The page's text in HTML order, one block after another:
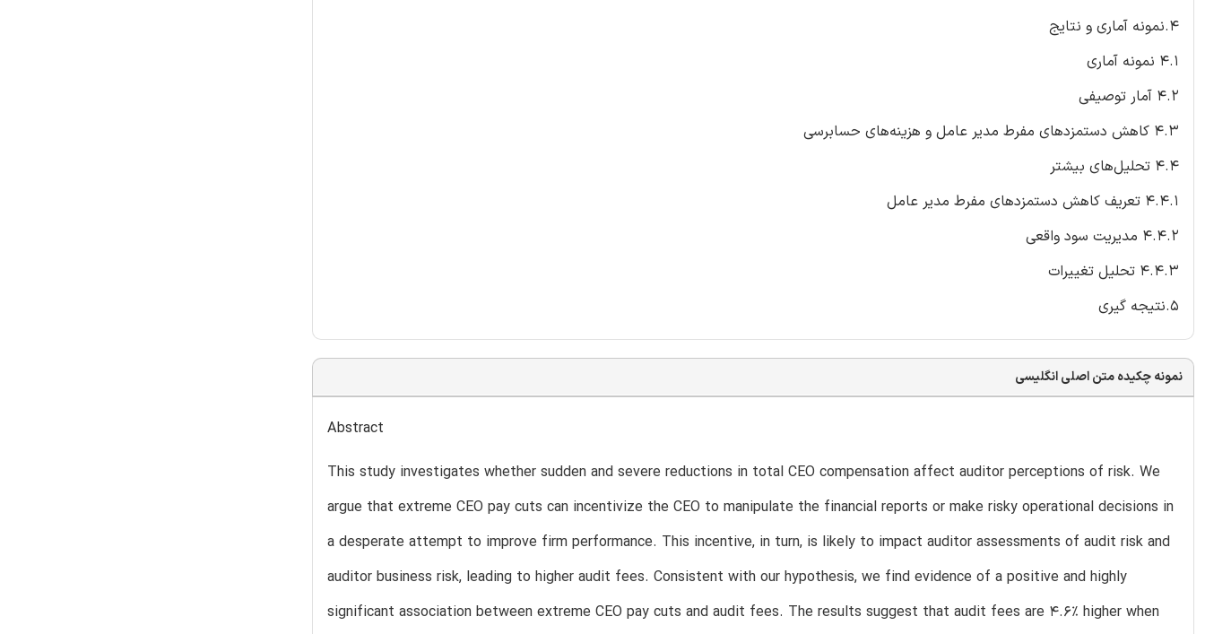
4.نمونه آماری و نتایج
4.1 نمونه آماری
4.2 آمار توصیفی
4.3 کاهش دستمزدهای مفرط مدیر عامل و هزینه‌های حسابرسی
4.4 تحلیل‌های بیشتر
4.4.1 تعریف کاهش دستمزدهای مفرط مدیر عامل
4.4.2 مدیریت سود واقعی
4.4.3 تحلیل تغییرات
5.نتیجه گیری
نمونه چکیده متن اصلی انگلیسی
Abstract
This study investigates whether sudden and severe reductions in total CEO compensation affect auditor perceptions of risk. We
argue that extreme CEO pay cuts can incentivize the CEO to manipulate the financial reports or make risky operational decisions in
a desperate attempt to improve firm performance. This incentive, in turn, is likely to impact auditor assessments of audit risk and
auditor business risk, leading to higher audit fees. Consistent with our hypothesis, we find evidence of a positive and highly
significant association between extreme CEO pay cuts and audit fees. The results suggest that audit fees are 4.6% higher when